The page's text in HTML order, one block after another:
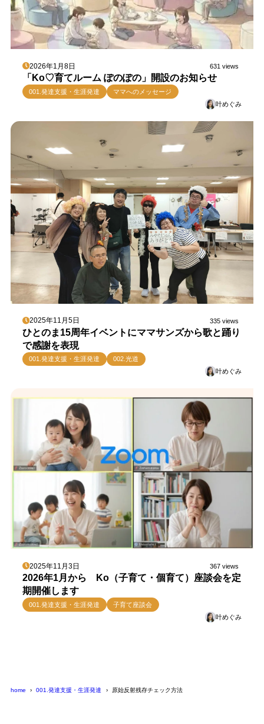
2026年1月8日 631 views
「Ko♡育てルーム ぽのぽの」開設のお知らせ
001.発達支援・生涯発達
ママへのメッセージ
叶めぐみ
2025年11月5日 335 views
ひとのま15周年イベントにママサンズから歌と踊り
で感謝を表現
001.発達支援・生涯発達
002.光道
叶めぐみ
2025年11月3日 367 views
2026年1月から Ko（子育て・個育て）座談会を定
期開催します
001.発達支援・生涯発達
子育て座談会
叶めぐみ
home 001.発達支援・生涯発達 原始反射残存チェック方法